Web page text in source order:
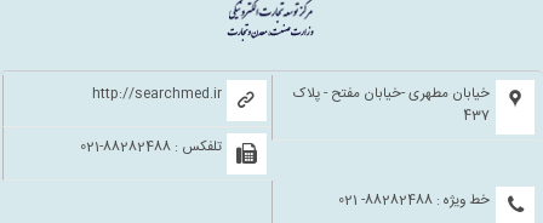
خیابان مطهری -خیابان مفتح - پلاک
437
http://searchmed.ir
تلفکس : 88282488-021
خط ویژه : 88282488- 021